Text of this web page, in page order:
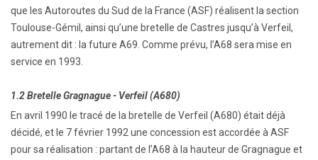
que les Autoroutes du Sud de la France (ASF) réalisent la section
Toulouse-Gémil, ainsi qu’une bretelle de Castres jusqu’à Verfeil,
autrement dit : la future A69. Comme prévu, l’A68 sera mise en
service en 1993.
1.2 Bretelle Gragnague - Verfeil (A680)
En avril 1990 le tracé de la bretelle de Verfeil (A680) était déjà
décidé, et le 7 février 1992 une concession est accordée à ASF
pour sa réalisation : partant de l’A68 à la hauteur de Gragnague et